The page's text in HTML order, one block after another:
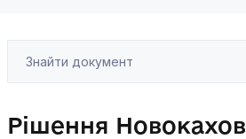
Рішення